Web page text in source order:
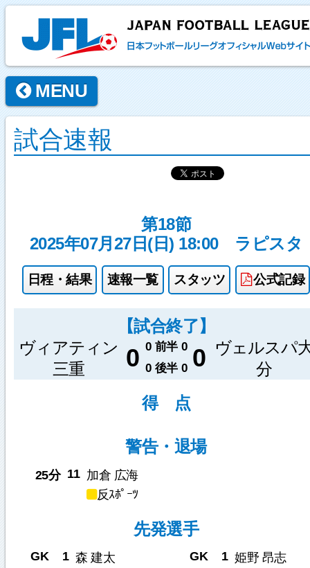
MENU
試合速報
第18節
2025年07月27日(日) 18:00
ラピスタ
日程・結果 速報一覧 スタッツ 公式記録
【試合終了】
ヴィアティン
三重
0 0 前半 0 0 ヴェルスパ
分
0 後半 0
得 点
警告・退場
25分 11 加倉 広海
反ｽﾎﾟｰﾂ
先発選手
GK 1 森 建太
GK 1 姫野 昂志